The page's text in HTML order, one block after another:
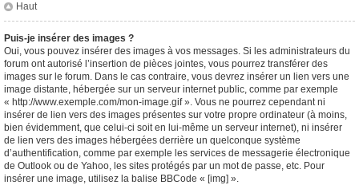
Haut
Puis-je insérer des images ?
Oui, vous pouvez insérer des images à vos messages. Si les administrateurs du
forum ont autorisé l’insertion de pièces jointes, vous pourrez transférer des
images sur le forum. Dans le cas contraire, vous devrez insérer un lien vers une
image distante, hébergée sur un serveur internet public, comme par exemple
« http://www.exemple.com/mon-image.gif ». Vous ne pourrez cependant ni
insérer de lien vers des images présentes sur votre propre ordinateur (à moins,
bien évidemment, que celui-ci soit en lui-même un serveur internet), ni insérer
de lien vers des images hébergées derrière un quelconque système
d’authentification, comme par exemple les services de messagerie électronique
de Outlook ou de Yahoo, les sites protégés par un mot de passe, etc. Pour
insérer une image, utilisez la balise BBCode « [img] ».